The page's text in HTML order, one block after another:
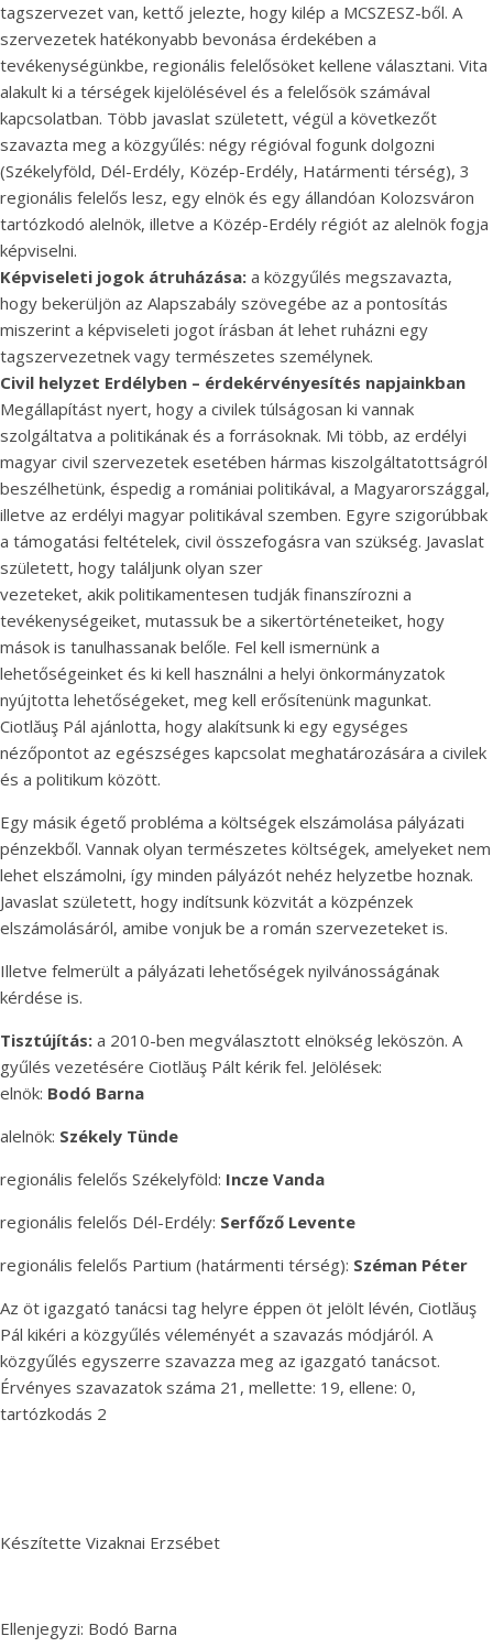
tagszervezet van, kettő jelezte, hogy kilép a MCSZESZ-ből. A
szervezetek hatékonyabb bevonása érdekében a
tevékenységünkbe, regionális felelősöket kellene választani. Vita
alakult ki a térségek kijelölésével és a felelősök számával
kapcsolatban. Több javaslat született, végül a következőt
szavazta meg a közgyűlés: négy régióval fogunk dolgozni
(Székelyföld, Dél-Erdély, Közép-Erdély, Határmenti térség), 3
regionális felelős lesz, egy elnök és egy állandóan Kolozsváron
tartózkodó alelnök, illetve a Közép-Erdély régiót az alelnök fogja
képviselni.
Képviseleti jogok átruházása: a közgyűlés megszavazta,
hogy bekerüljön az Alapszabály szövegébe az a pontosítás
miszerint a képviseleti jogot írásban át lehet ruházni egy
tagszervezetnek vagy természetes személynek.
Civil helyzet Erdélyben – érdekérvényesítés napjainkban
Megállapítást nyert, hogy a civilek túlságosan ki vannak
szolgáltatva a politikának és a forrásoknak. Mi több, az erdélyi
magyar civil szervezetek esetében hármas kiszolgáltatottságról
beszélhetünk, éspedig a romániai politikával, a Magyarországgal,
illetve az erdélyi magyar politikával szemben. Egyre szigorúbbak
a támogatási feltételek, civil összefogásra van szükség. Javaslat
született, hogy találjunk olyan szer
vezeteket, akik politikamentesen tudják finanszírozni a
tevékenységeiket, mutassuk be a sikertörténeteiket, hogy
mások is tanulhassanak belőle. Fel kell ismernünk a
lehetőségeinket és ki kell használni a helyi önkormányzatok
nyújtotta lehetőségeket, meg kell erősítenünk magunkat.
Ciotlăuş Pál ajánlotta, hogy alakítsunk ki egy egységes
nézőpontot az egészséges kapcsolat meghatározására a civilek
és a politikum között.
Egy másik égető probléma a költségek elszámolása pályázati
pénzekből. Vannak olyan természetes költségek, amelyeket nem
lehet elszámolni, így minden pályázót nehéz helyzetbe hoznak.
Javaslat született, hogy indítsunk közvitát a közpénzek
elszámolásáról, amibe vonjuk be a román szervezeteket is.
Illetve felmerült a pályázati lehetőségek nyilvánosságának
kérdése is.
Tisztújítás: a 2010-ben megválasztott elnökség leköszön. A
gyűlés vezetésére Ciotlăuş Pált kérik fel. Jelölések:
elnök: Bodó Barna
alelnök: Székely Tünde
regionális felelős Székelyföld: Incze Vanda
regionális felelős Dél-Erdély: Serfőző Levente
regionális felelős Partium (határmenti térség): Széman Péter
Az öt igazgató tanácsi tag helyre éppen öt jelölt lévén, Ciotlăuş
Pál kikéri a közgyűlés véleményét a szavazás módjáról. A
közgyűlés egyszerre szavazza meg az igazgató tanácsot.
Érvényes szavazatok száma 21, mellette: 19, ellene: 0,
tartózkodás 2
Készítette Vizaknai Erzsébet
Ellenjegyzi: Bodó Barna